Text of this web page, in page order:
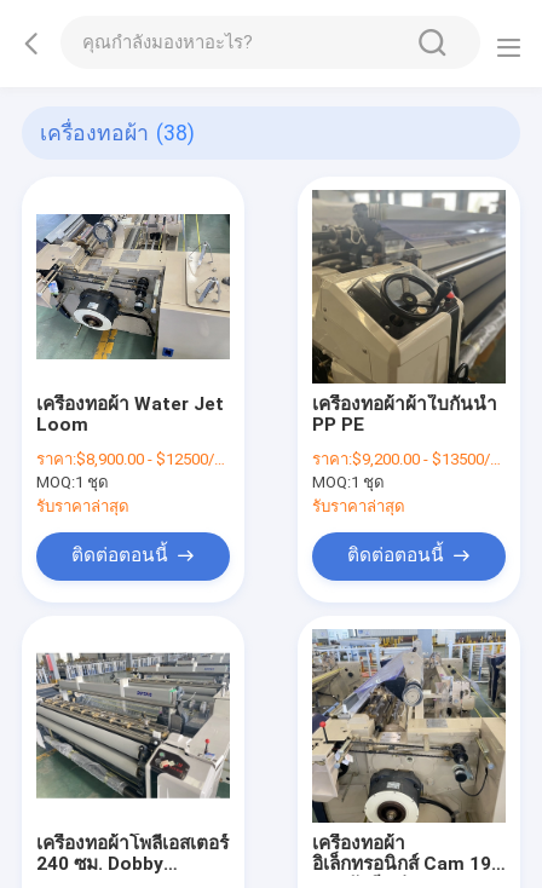
เครื่องทอผ้า (38)
เครื่องทอผ้า Water Jet
Loom
ราคา:$8,900.00 - $12500/sets
MOQ:1 ชุด
รับราคาล่าสุด
ติดต่อตอนนี้
เครื่องทอผ้าผ้าใบกันน้ำ
PP PE
ราคา:$9,200.00 - $13500/sets
MOQ:1 ชุด
รับราคาล่าสุด
ติดต่อตอนนี้
เครื่องทอผ้าโพลีเอสเตอร์
240 ซม. Dobby
เครื่องทอผ้า
อิเล็กทรอนิกส์ Cam 190